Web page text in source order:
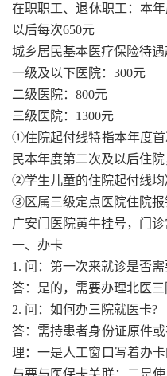
在职职工、退休职工：本
以后每次650元
城乡居民基本医疗保险待
一级及以下医院：300元
二级医院：800元
三级医院：1300元
①住院起付线特指本年度
民本年度第二次及以后住院
②学生儿童的住院起付线均
③区属三级定点医院住院报
广安门医院黄牛挂号，门
一、办卡
1. 问：第一次来就诊是否需
答：是的，需要办理北医
2. 问：如何办三院就医卡?
答：需持患者身份证原件
理：一是人工窗口写着办